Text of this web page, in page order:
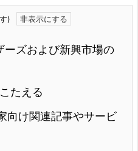
)
ーズおよび新興市場の
たえる
向け関連記事やサービ